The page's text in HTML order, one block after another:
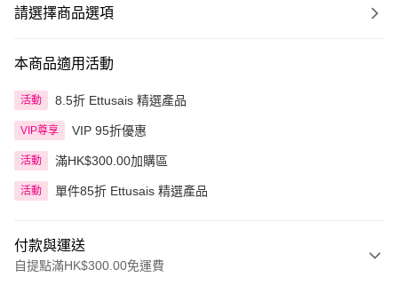
請選擇商品選項
本商品適用活動
活動 8.5折 Ettusais 精選產品
VIP尊享 VIP 95折優惠
活動 滿HK$300.00加購區
活動 單件85折 Ettusais 精選產品
付款與運送
自提點滿HK$300.00免運費